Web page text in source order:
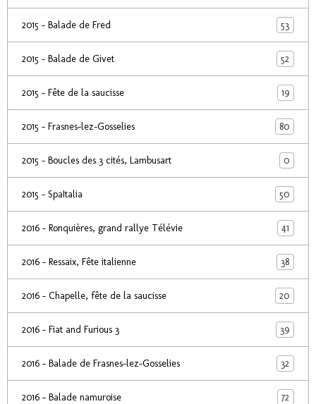
2015 - Balade de Fred 53
2015 - Balade de Givet 52
2015 - Fête de la saucisse 19
2015 - Frasnes-lez-Gosselies 80
2015 - Boucles des 3 cités, Lambusart 0
2015 - SpaItalia 50
2016 - Ronquières, grand rallye Télévie 41
2016 - Ressaix, Fête italienne 38
2016 - Chapelle, fête de la saucisse 20
2016 - Fiat and Furious 3 39
2016 - Balade de Frasnes-lez-Gosselies 32
2016 - Balade namuroise 72